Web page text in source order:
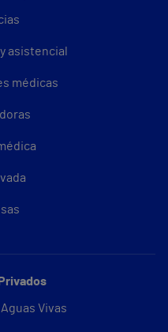
asistencial
médicas
Vivas